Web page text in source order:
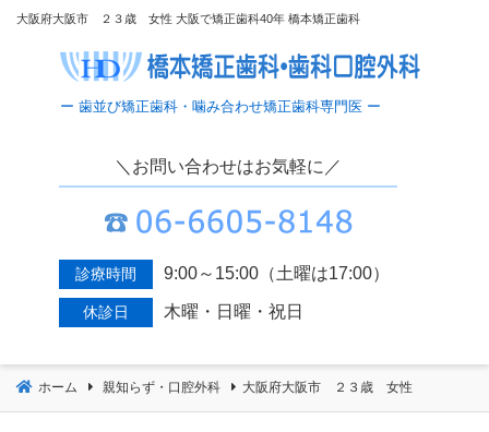
大阪府大阪市 ２３歳 女性 大阪で矯正歯科40年 橋本矯正歯科
＼お問い合わせはお気軽に／
診療時間 9:00～15:00（土曜は17:00）
休診日 木曜・日曜・祝日
ホーム 親知らず・口腔外科 大阪府大阪市 ２３歳 女性